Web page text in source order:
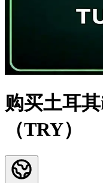
购买土耳
（TRY）